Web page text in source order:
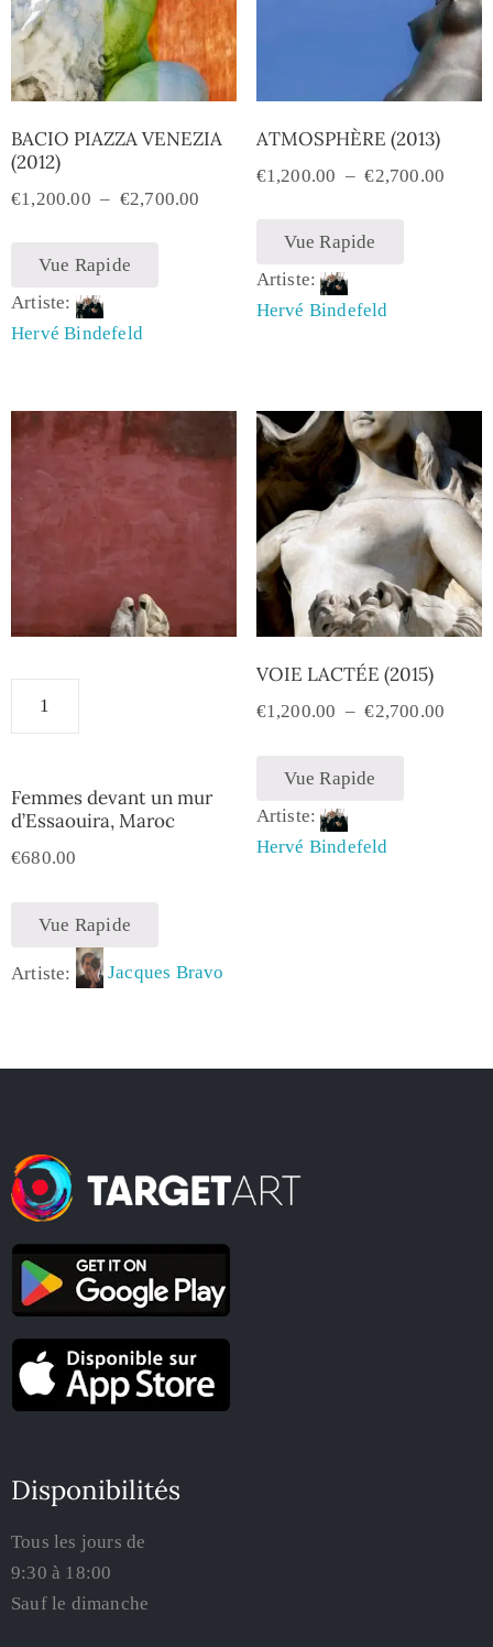
BACIO PIAZZA VENEZIA
(2012)
€1,200.00 – €2,700.00
Vue Rapide
Artiste:
Hervé Bindefeld
ATMOSPHÈRE (2013)
€1,200.00 – €2,700.00
Vue Rapide
Artiste:
Hervé Bindefeld
Femmes devant un mur
d’Essaouira, Maroc
€680.00
Vue Rapide
Artiste: Jacques Bravo
VOIE LACTÉE (2015)
€1,200.00 – €2,700.00
Vue Rapide
Artiste:
Hervé Bindefeld
Disponibilités
Tous les jours de
9:30 à 18:00
Sauf le dimanche